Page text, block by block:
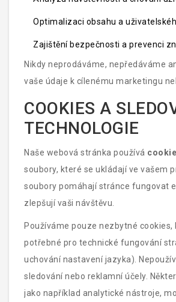
Optimalizaci obsahu a
Zajištění bezpečnosti a prevenci
Nikdy neprodáváme, nepředáváme
vaše údaje k cílenému marketingu
COOKIES A
TECHNOLOGIE
Naše webová stránka používá
soubory, které se ukládají ve vašem
soubory pomáhají stránce fungovat
zlepšují vaši návštěvu.
Používáme pouze nezbytné cookies,
potřebné pro technické fungování
uchování nastavení jazyka).
sledování nebo reklamní účely.
jako například analytické nástroje,